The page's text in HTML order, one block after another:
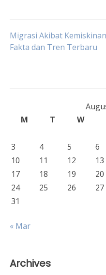
Post
Migrasi Akibat
Fakta dan Tren Terbaru
M
T W
3
4 5 6
10
11 12 13
17
18 19 20
24
25 26 27
31
« Mar
Archives